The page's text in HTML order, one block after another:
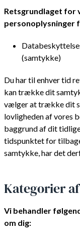
Retsgrundlaget for
personoplysninger
(samtykke)
Du har til enhver tid
kan trække dit
vælger at trække dit
lovligheden af vores
baggrund af dit
tidspunktet for
samtykke, har det
Kategorier
Vi behandler
om dig: